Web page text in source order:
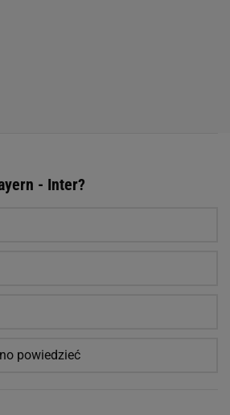
- Inter?
powiedzieć